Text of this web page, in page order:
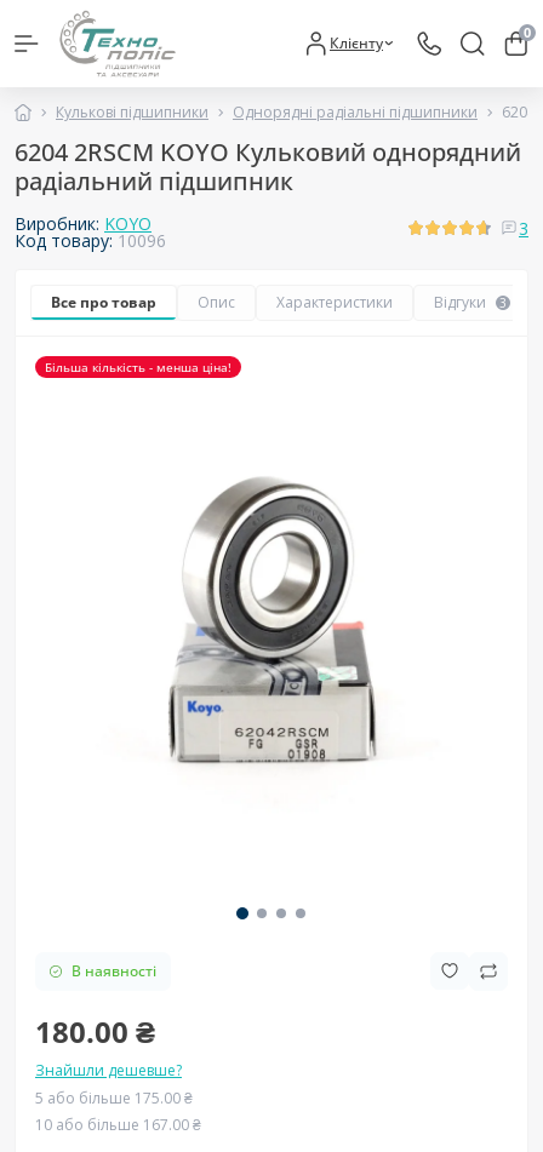
Клієнту 0
Кулькові підшипники Однорядні радіальні підшипники 6204
6204 2RSCM KOYO Кульковий однорядний
радіальний підшипник
Виробник: KOYO
Код товару:10096
3
Все про товар Опис Характеристики Відгуки 3
Більша кількість - менша ціна!
В наявності
180.00 ₴
Знайшли дешевше?
5 або більше 175.00 ₴
10 або більше 167.00 ₴